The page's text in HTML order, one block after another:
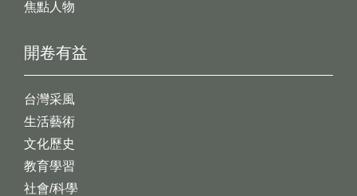
開卷有益
台灣采風
生活藝術
文化歷史
教育學習
社會/科學
焦點人物